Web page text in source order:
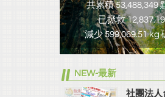
共累積 53,488,349
已拯救
減少 599,069.51 kg
NEW-最新
社團法人